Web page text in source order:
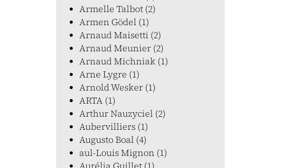
Armelle Talbot (2)
Armen Gödel (1)
Arnaud Maisetti (2)
Arnaud Meunier (2)
Arnaud Michniak (1)
Arne Lygre (1)
Arnold Wesker (1)
ARTA (1)
Arthur Nauzyciel (2)
Aubervilliers (1)
Augusto Boal (4)
aul-Louis Mignon (1)